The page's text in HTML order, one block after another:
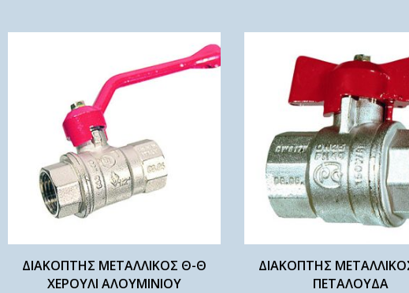
ΔΙΑΚΟΠΤΗΣ ΜΕΤΑΛΛΙΚΟΣ Θ-Θ
ΧΕΡΟΥΛΙ ΑΛΟΥΜΙΝΙΟΥ
ΔΙΑΚΟΠΤΗΣ
ΠΕΤΑΛΟΥΔΑ